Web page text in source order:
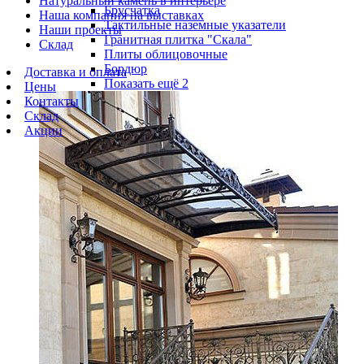
Брусчатка
Тактильные наземные указатели
Гранитная плитка "Скала"
Плиты облицовочные
Бордюр
Показать ещё 2
Наша компания на выставках
Наши проекты
Склад
Доставка и оплата
Цены
Контакты
Склад
Акции